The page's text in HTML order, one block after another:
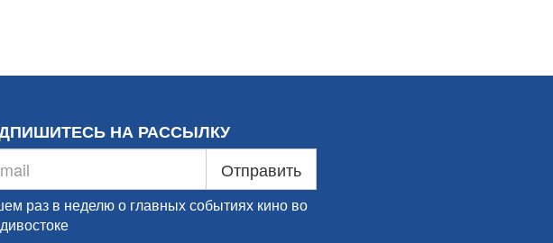
НА РАССЫЛКУ
Отправить
раз в неделю о главных событиях кино во